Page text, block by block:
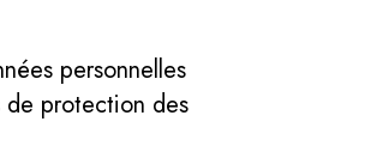
personnelles
de protection des